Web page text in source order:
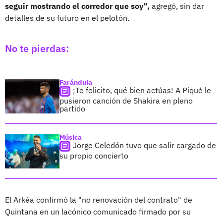
seguir mostrando el corredor que soy", agregó, sin dar
detalles de su futuro en el pelotón.
No te pierdas:
Farándula
¡Te felicito, qué bien actúas! A Piqué le
pusieron canción de Shakira en pleno
partido
Música
Jorge Celedón tuvo que salir cargado de
su propio concierto
El Arkéa confirmó la "no renovación del contrato" de
Quintana en un lacónico comunicado firmado por su